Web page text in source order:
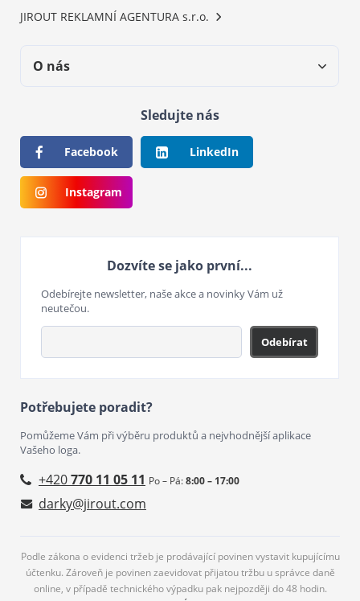
JIROUT REKLAMNÍ AGENTURA s.r.o.
O nás
Sledujte nás
Facebook LinkedIn
Instagram
Dozvíte se jako první...
Odebírejte newsletter, naše akce a novinky Vám už
neutečou.
Odebírat
Potřebujete poradit?
Pomůžeme Vám při výběru produktů a nejvhodnější aplikace
Vašeho loga.
+420770 11 05 11 Po – Pá:8:00 – 17:00
darky@jirout.com
Podle zákona o evidenci tržeb je prodávající povinen vystavit kupujícímu
účtenku. Zároveň je povinen zaevidovat přijatou tržbu u správce daně
online, v případě technického výpadku pak nejpozději do 48 hodin.